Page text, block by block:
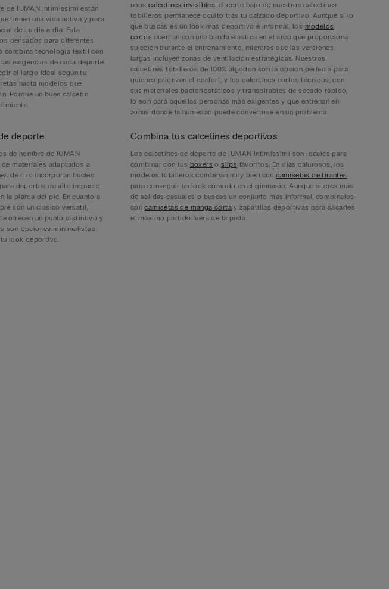
de IUMAN Intimissimi están
tienen una vida activa y para
de su día a día. Esta
pensados para diferentes
combina tecnología textil con
exigencias de cada deporte.
el largo ideal según tu
hasta modelos que
Porque un buen calcetín
unos calcetines invisibles, el corte bajo de nuestros calcetines
tobilleros permanece oculto tras tu calzado deportivo. Aunque si lo
que buscas es un look más deportivo e informal, los modelos
cortos cuentan con una banda elástica en el arco que proporciona
sujeción durante el entrenamiento, mientras que las versiones
largas incluyen zonas de ventilación estratégicas. Nuestros
calcetines tobilleros de 100% algodón son la opción perfecta para
quienes priorizan el confort, y los calcetines cortos técnicos, con
sus materiales bacteriostáticos y transpirables de secado rápido,
lo son para aquellas personas más exigentes y que entrenan en
zonas donde la humedad puede convertirse en un problema.
deporte
de hombre de IUMAN
materiales adaptados a
de rizo incorporan bucles
deportes de alto impacto
la planta del pie. En cuanto a
son un clásico versátil,
ofrecen un punto distintivo y
son opciones minimalistas
look deportivo.
Combina tus calcetines deportivos
Los calcetines de deporte de IUMAN Intimissimi son ideales para
combinar con tus boxers oslips favoritos. En días calurosos, los
modelos tobilleros combinan muy bien concamisetas de tirantes
para conseguir un look cómodo en el gimnasio. Aunque si eres más
de salidas casuales o buscas un conjunto más informal, combínalos
concamisetas de manga corta y zapatillas deportivas para sacarles
el máximo partido fuera de la pista.